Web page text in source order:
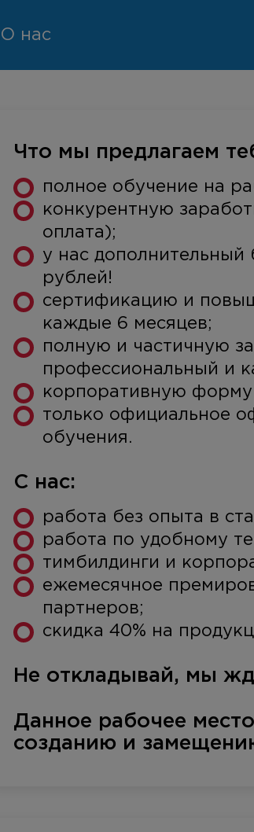
О нас
Что мы предлагаем
полное обучение на
конкурентную
оплата);
у нас дополнительный
рублей!
сертификацию и
каждые 6 месяцев;
полную и частичную
профессиональный и
корпоративную
только официальное
обучения.
С нас:
работа без опыта в
работа по удобному
тимбилдинги и
ежемесячное
партнеров;
скидка 40% на
Не откладывай, мы
Данное рабочее
созданию и